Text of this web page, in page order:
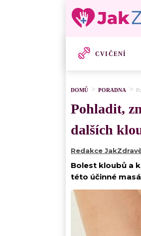
CVIČENÍ
DOMŮ PORADNA
Pohladit,
dalších
Redakce
Bolest kloubů a
této účinné